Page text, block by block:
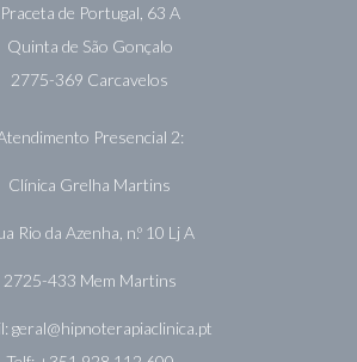
Praceta de Portugal, 63 A
Quinta de São Gonçalo
2775-369 Carcavelos
Presencial 2:
Clínica Grelha Martins
Rio da Azenha, n.º 10 Lj A
2725-433 Mem Martins
geral@hipnoterapiaclinica.pt